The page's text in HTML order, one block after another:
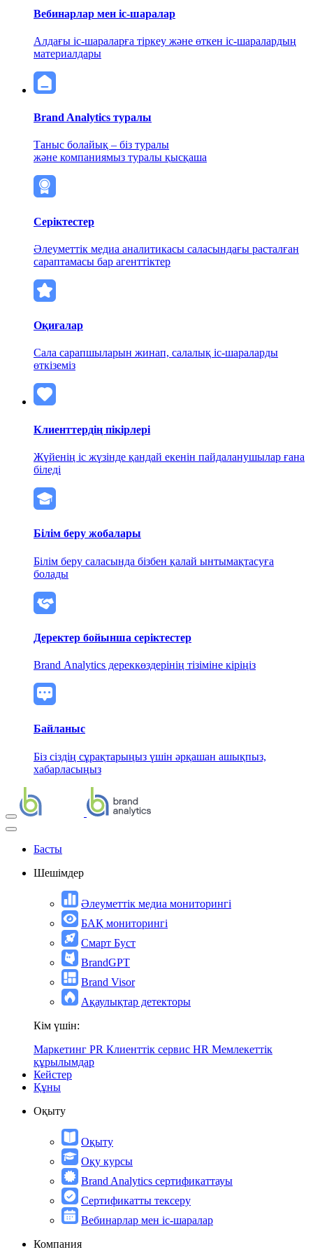
Вебинарлар мен іс-шаралар
Алдағы іс-шараларға тіркеу және өткен іс-шаралардың
материалдары
Brand Analytics туралы
Таныс болайық – біз туралы
және компаниямыз туралы қысқаша
Серіктестер
Әлеуметтік медиа аналитикасы саласындағы расталған
сараптамасы бар агенттіктер
Оқиғалар
Сала сарапшыларын жинап, салалық іс-шараларды
өткіземіз
Клиенттердің пікірлері
Жүйенің іс жүзінде қандай екенін пайдаланушылар ғана
біледі
Білім беру жобалары
Білім беру саласында бізбен қалай ынтымақтасуға
болады
Деректер бойынша серіктестер
Brand Analytics дереккөздерінің тізіміне кіріңіз
Байланыс
Біз сіздің сұрақтарыңыз үшін әрқашан ашықпыз,
хабарласыңыз
Басты
Шешімдер
Әлеуметтік медиа мониторингі
БАҚ мониторингі
Смарт Буст
BrandGPT
Brand Visor
Ақаулықтар детекторы
Кім үшін:
Маркетинг PR Клиенттік сервис HR Мемлекеттік
құрылымдар
Кейстер
Құны
Оқыту
Оқыту
Оқу курсы
Brand Analytics сертификаттауы
Сертификатты тексеру
Вебинарлар мен іс-шаралар
Компания